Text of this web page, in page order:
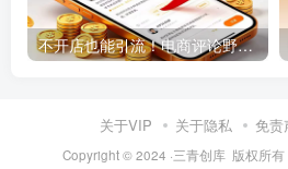
不开店也能引流！电商评论野路子 简单粗暴 有手就能做
关于VIP 关于隐私 免责
Copyright © 2024 ·三青创库 版权所有